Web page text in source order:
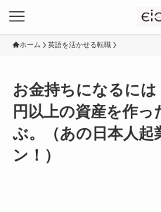
ホーム 英語を活かせる転職
お金持ちになるに
円以上の資産を作っ
ぶ。（あの日本人起
ン！）